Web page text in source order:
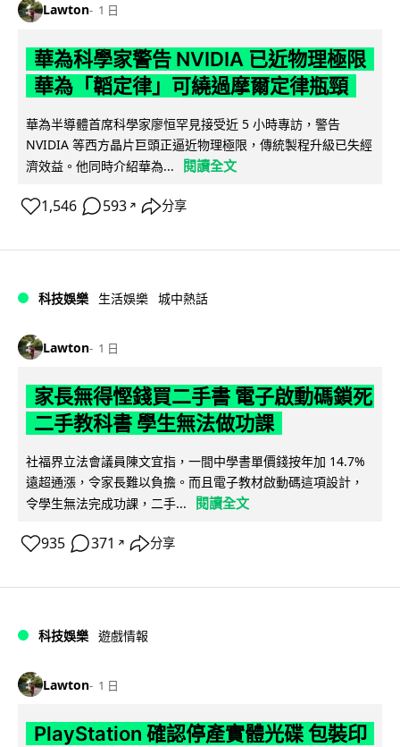
Lawton 1 日
華為科學家警告 NVIDIA 已近物理極限
華為「韜定律」可繞過摩爾定律瓶頸
華為半導體首席科學家廖恒罕見接受近 5 小時專訪，警告
NVIDIA 等西方晶片巨頭正逼近物理極限，傳統製程升級已失經
濟效益。他同時介紹華為...
閱讀全文
1,546 593 ↗ 分享
科技娛樂 生活娛樂 城中熱話
Lawton 1 日
家長無得慳錢買二手書 電子啟動碼鎖死
二手教科書 學生無法做功課
社福界立法會議員陳文宜指，一間中學書單價錢按年加 14.7%
遠超通漲，令家長難以負擔。而且電子教材啟動碼這項設計，
令學生無法完成功課，二手...
閱讀全文
935 371 ↗ 分享
科技娛樂 遊戲情報
Lawton 1 日
PlayStation 確認停產實體光碟 包裝印